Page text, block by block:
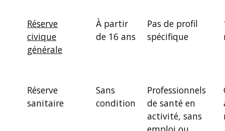
Réserve
civique
générale
À partir
de 16 ans
Pas de profil
spécifique
Réserve
sanitaire
Sans
condition
Professionnels
de santé en
activité, sans